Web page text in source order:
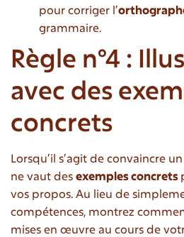
pour corriger l’
grammaire.
Règle n°4 :
avec des
concrets
Lorsqu’il s’agit de convaincre
ne vaut desexemples concrets
vos propos. Au lieu de
compétences, montrez
mises en œuvre au cours de